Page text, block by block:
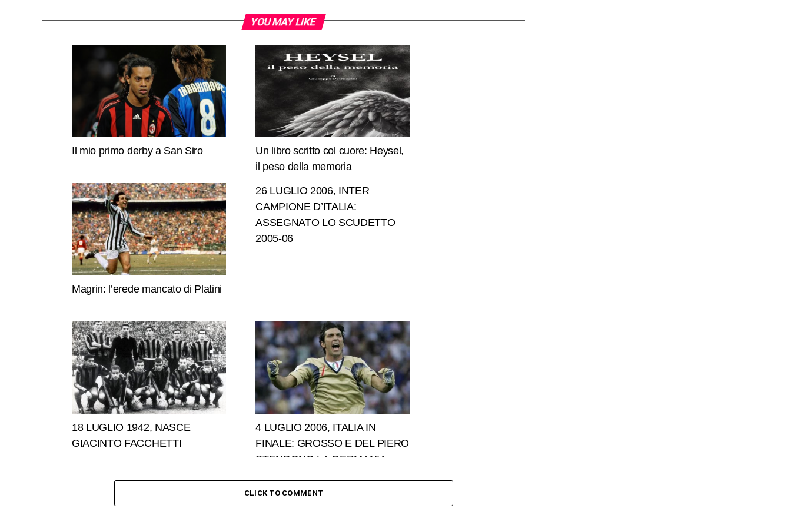
YOU MAY LIKE
Il mio primo derby a San Siro
Un libro scritto col cuore: Heysel,
il peso della memoria
Magrin: l’erede mancato di Platini
26 LUGLIO 2006, INTER
CAMPIONE D’ITALIA:
ASSEGNATO LO SCUDETTO
2005-06
18 LUGLIO 1942, NASCE
GIACINTO FACCHETTI
4 LUGLIO 2006, ITALIA IN
FINALE: GROSSO E DEL PIERO
STENDONO LA GERMANIA
CLICK TO COMMENT